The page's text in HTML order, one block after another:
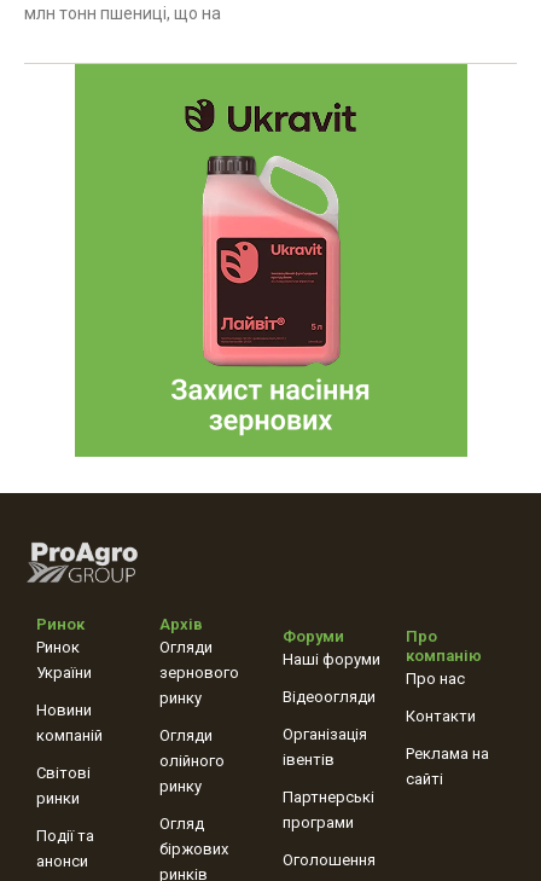
млн тонн пшениці, що на
Ринок
Ринок
України
Новини
компаній
Світові
ринки
Події та
анонси
Архів
Огляди
зернового
ринку
Огляди
олійного
ринку
Огляд
біржових
ринків
Форуми
Наші форуми
Відеоогляди
Організація
івентів
Партнерські
програми
Оголошення
Про
компанію
Про нас
Контакти
Реклама на
сайті